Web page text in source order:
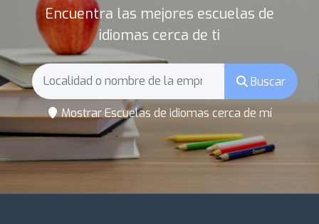
Encuentra las mejores escuelas de
idiomas cerca de ti
Buscar
Mostrar Escuelas de idiomas cerca de mí